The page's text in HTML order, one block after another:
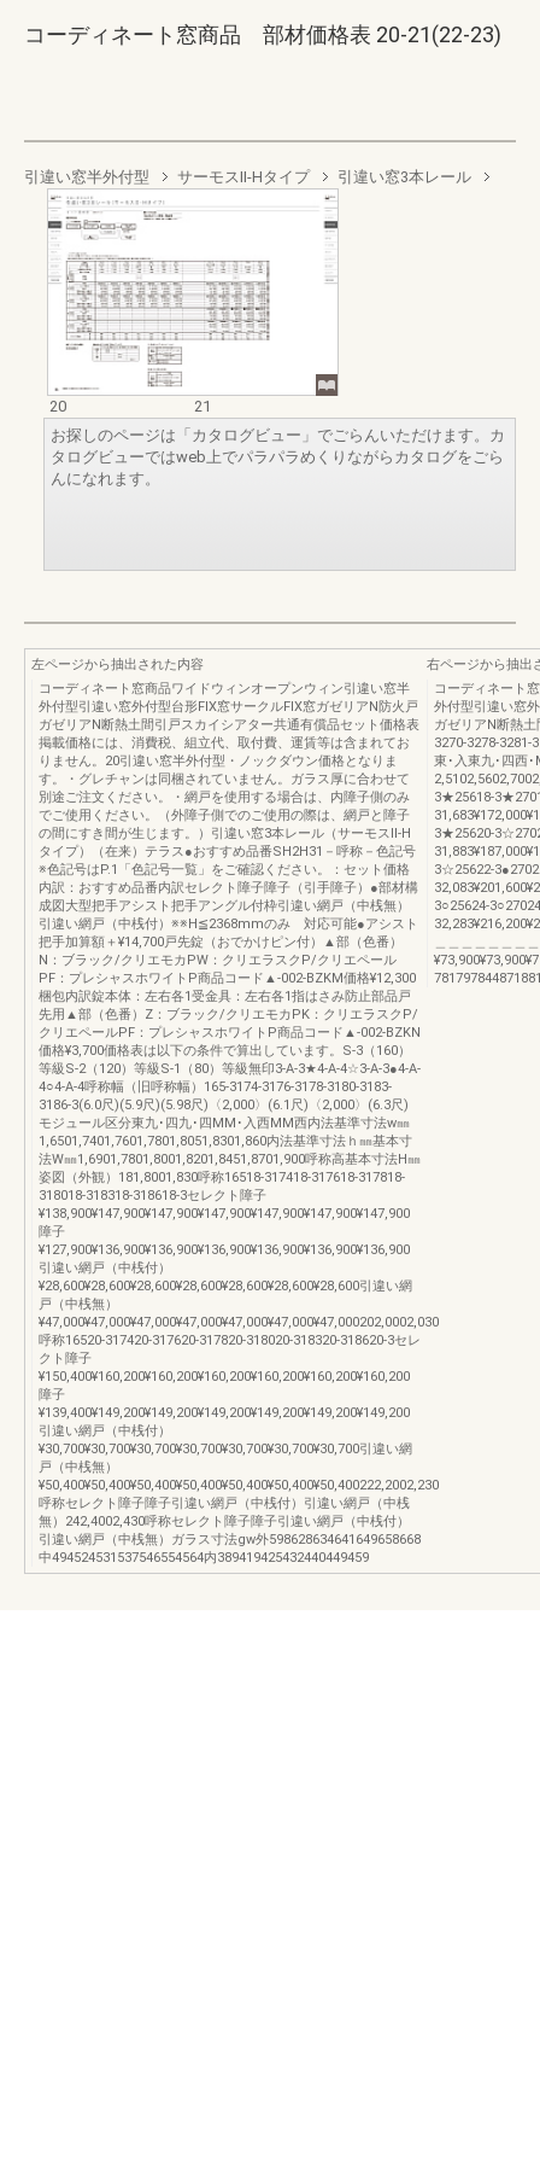
コーディネート窓商品 部材価格表 20-21(22-23)
引違い窓半外付型 サーモスII-Hタイプ 引違い窓3本レール
20
21
お探しのページは「カタログビュー」でごらんいただけます。カ
タログビューではweb上でパラパラめくりながらカタログをごら
んになれます。
左ページから抽出された内容
コーディネート窓商品ワイドウィンオープンウィン引違い窓半
外付型引違い窓外付型台形FIX窓サークルFIX窓ガゼリアN防火戸
ガゼリアN断熱土間引戸スカイシアター共通有償品セット価格表
掲載価格には、消費税、組立代、取付費、運賃等は含まれてお
りません。20引違い窓半外付型・ノックダウン価格となりま
す。・グレチャンは同梱されていません。ガラス厚に合わせて
別途ご注文ください。・網戸を使用する場合は、内障子側のみ
でご使用ください。（外障子側でのご使用の際は、網戸と障子
の間にすき間が生じます。）引違い窓3本レール（サーモスⅡ-H
タイプ）（在来）テラス●おすすめ品番SH2H31－呼称－色記号
※色記号はP.1「色記号一覧」をご確認ください。：セット価格
内訳：おすすめ品番内訳セレクト障子障子（引手障子）●部材構
成図大型把手アシスト把手アングル付枠引違い網戸（中桟無）
引違い網戸（中桟付）※※H≦2368mmのみ 対応可能●アシスト
把手加算額＋¥14,700戸先錠（おでかけピン付）▲部（色番）
N：ブラック/クリエモカPW：クリエラスクP/クリエペール
PF：プレシャスホワイトP商品コード▲-002-BZKM価格¥12,300
梱包内訳錠本体：左右各1受金具：左右各1指はさみ防止部品戸
先用▲部（色番）Z：ブラック/クリエモカPK：クリエラスクP/
クリエペールPF：プレシャスホワイトP商品コード▲-002-BZKN
価格¥3,700価格表は以下の条件で算出しています。S-3（160）
等級S-2（120）等級S-1（80）等級無印3-A-3★4-A-4☆3-A-3●4-A-
4○4-A-4呼称幅（旧呼称幅）165-3174-3176-3178-3180-3183-
3186-3(6.0尺)(5.9尺)(5.98尺)〈2,000〉(6.1尺)〈2,000〉(6.3尺)
モジュール区分東九･四九･四MM･入西MM西内法基準寸法w㎜
1,6501,7401,7601,7801,8051,8301,860内法基準寸法ｈ㎜基本寸
法W㎜1,6901,7801,8001,8201,8451,8701,900呼称高基本寸法H㎜
姿図（外観）181,8001,830呼称16518-317418-317618-317818-
318018-318318-318618-3セレクト障子
¥138,900¥147,900¥147,900¥147,900¥147,900¥147,900¥147,900
障子
¥127,900¥136,900¥136,900¥136,900¥136,900¥136,900¥136,900
引違い網戸（中桟付）
¥28,600¥28,600¥28,600¥28,600¥28,600¥28,600¥28,600引違い網
戸（中桟無）
¥47,000¥47,000¥47,000¥47,000¥47,000¥47,000¥47,000202,0002,030
呼称16520-317420-317620-317820-318020-318320-318620-3セレ
クト障子
¥150,400¥160,200¥160,200¥160,200¥160,200¥160,200¥160,200
障子
¥139,400¥149,200¥149,200¥149,200¥149,200¥149,200¥149,200
引違い網戸（中桟付）
¥30,700¥30,700¥30,700¥30,700¥30,700¥30,700¥30,700引違い網
戸（中桟無）
¥50,400¥50,400¥50,400¥50,400¥50,400¥50,400¥50,400222,2002,230
呼称セレクト障子障子引違い網戸（中桟付）引違い網戸（中桟
無）242,4002,430呼称セレクト障子障子引違い網戸（中桟付）
引違い網戸（中桟無）ガラス寸法gw外598628634641649658668
中494524531537546554564内389419425432440449459
右ページから抽出
コーディネート
外付型引違い窓
ガゼリアN断熱
3270-3278-
東･入東九･四西･
3★25618-
3★25620-
3☆25622-
3○25624-